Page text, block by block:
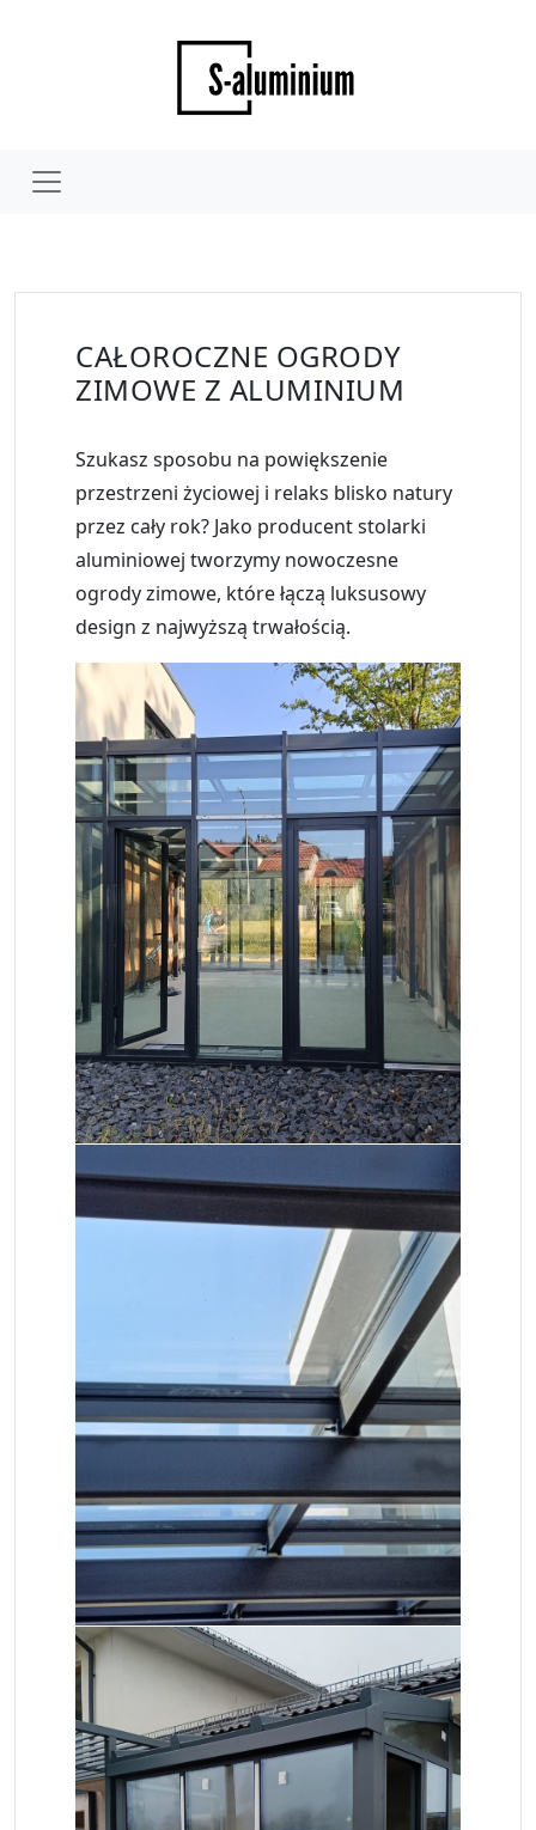
CAŁOROCZNE OGRODY
ZIMOWE Z ALUMINIUM
Szukasz sposobu na powiększenie
przestrzeni życiowej i relaks blisko natury
przez cały rok? Jako producent stolarki
aluminiowej tworzymy nowoczesne
ogrody zimowe, które łączą luksusowy
design z najwyższą trwałością.